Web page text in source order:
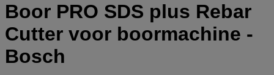
Boor PRO SDS plus Rebar
Cutter voor boormachine -
Bosch